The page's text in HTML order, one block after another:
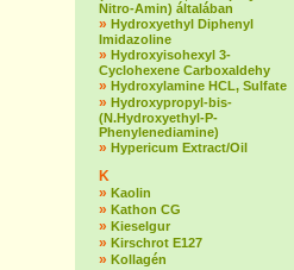
Nitro-Amin) általában
» Hydroxyethyl Diphenyl
Imidazoline
» Hydroxyisohexyl 3-
Cyclohexene Carboxaldehy
» Hydroxylamine HCL, Sulfate
» Hydroxypropyl-bis-
(N.Hydroxyethyl-P-
Phenylenediamine)
» Hypericum Extract/Oil
K
» Kaolin
» Kathon CG
» Kieselgur
» Kirschrot E127
» Kollagén